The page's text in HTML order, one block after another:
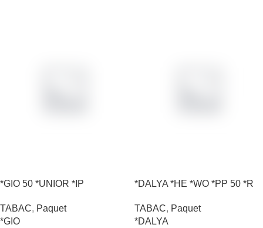
*GIO 50 *UNIOR *IP
TABAC, Paquet
*GIO
*DALYA *HE *WO *PP 50 *R
TABAC, Paquet
*DALYA